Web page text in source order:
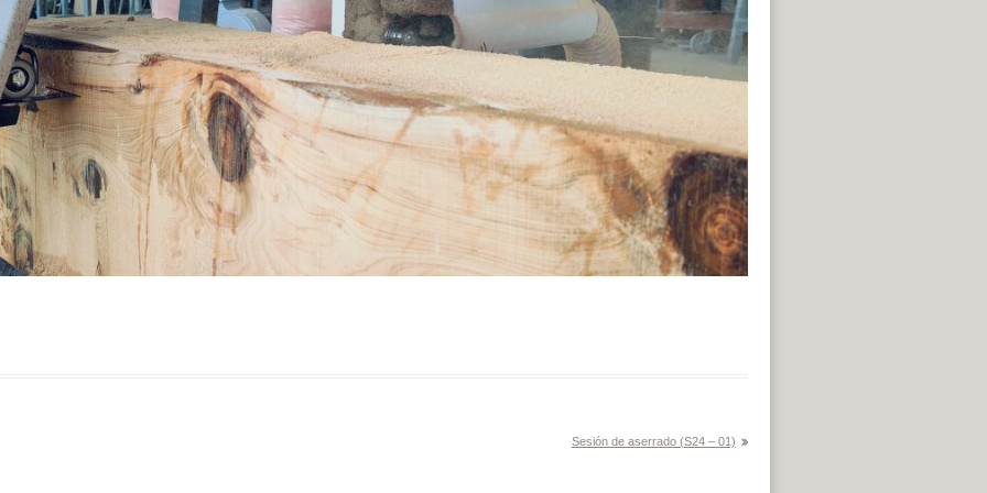
Sesión de aserrado (S24 – 01)